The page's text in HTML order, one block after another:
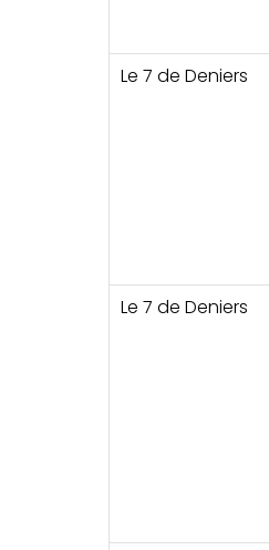
Le 7 de Deniers
Le 7 de Deniers